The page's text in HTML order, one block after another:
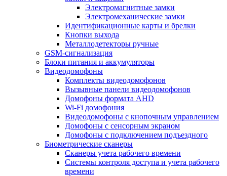
Электромагнитные замки
Электромеханические замки
Идентификационные карты и брелки
Кнопки выхода
Металлодетекторы ручные
GSM-сигнализация
Блоки питания и аккумуляторы
Видеодомофоны
Комплекты видеодомофонов
Вызывные панели видеодомофонов
Домофоны формата AHD
Wi-Fi домофония
Видеодомофоны с кнопочным управлением
Домофоны с сенсорным экраном
Домофоны с подключением подъездного
Биометрические сканеры
Сканеры учета рабочего времени
Системы контроля доступа и учета рабочего
времени